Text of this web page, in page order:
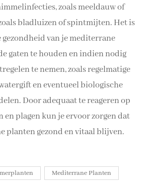
zoals meeldauw of
bladluizen of spintmijten. Het is
van je mediterrane
gaten te houden en indien nodig
te nemen, zoals regelmatige
en eventueel biologische
Door adequaat te reageren op
en plagen kun je ervoor zorgen dat
planten gezond en vitaal blijven.
Mediterrane Planten